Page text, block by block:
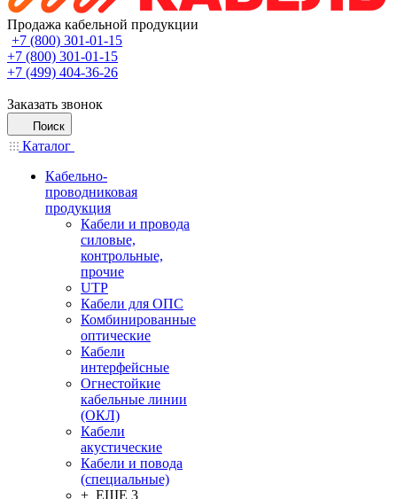
Продажа кабельной продукции
+7 (800) 301-01-15
+7 (800) 301-01-15
+7 (499) 404-36-26
Заказать звонок
Поиск
Каталог
Кабельно-
проводниковая
продукция
Кабели и провода
силовые,
контрольные,
прочие
UTP
Кабели для ОПС
Комбинированные
оптические
Кабели
интерфейсные
Огнестойкие
кабельные линии
(ОКЛ)
Кабели
акустические
Кабели и повода
(специальные)
+ ЕЩЕ 3